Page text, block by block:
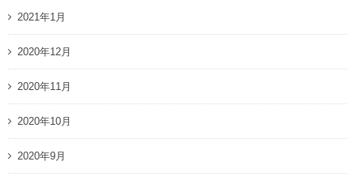
2021年1月
2020年12月
2020年11月
2020年10月
2020年9月